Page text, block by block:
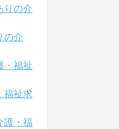
りの介
の介
・福祉
福祉求
護・福